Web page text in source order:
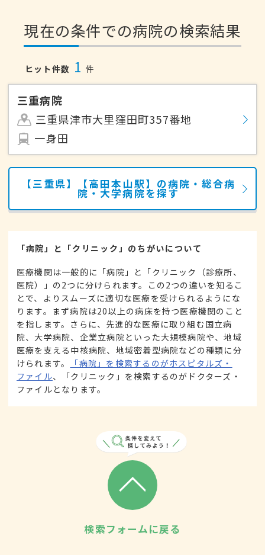
現在の条件での病院の検索結果
ヒット件数 1 件
三重病院
三重県津市大里窪田町357番地
一身田
【三重県】【高田本山駅】の病院・総合病
院・大学病院を探す
「病院」と「クリニック」のちがいについて
医療機関は一般的に「病院」と「クリニック（診療所、
医院）」の2つに分けられます。この2つの違いを知るこ
とで、よりスムーズに適切な医療を受けられるようにな
ります。まず病院は20以上の病床を持つ医療機関のこと
を指します。さらに、先進的な医療に取り組む国立病
院、大学病院、企業立病院といった大規模病院や、地域
医療を支える中核病院、地域密着型病院などの種類に分
けられます。
「病院」を検索するのがホスピタルズ・
ファイル、「クリニック」を検索するのがドクターズ・
ファイルとなります。
検索フォームに戻る